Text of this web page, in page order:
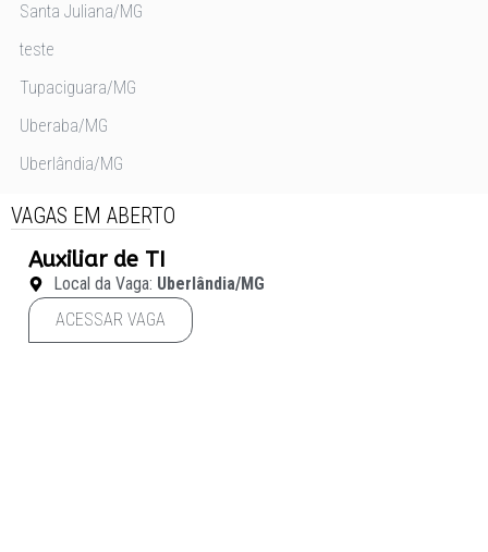
Santa Juliana/MG
teste
Tupaciguara/MG
Uberaba/MG
Uberlândia/MG
VAGAS EM ABERTO
Auxiliar de TI
Local da Vaga: Uberlândia/MG
ACESSAR VAGA